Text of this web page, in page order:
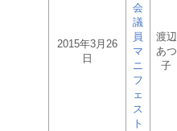
2015年3月26
日
会
議
員
マ
ニ
フ
ェ
ス
ト
渡辺
あつ
子